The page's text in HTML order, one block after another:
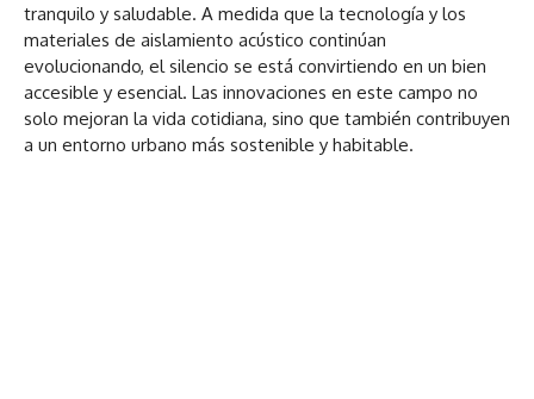
tranquilo y saludable. A medida que la tecnología y los
materiales de aislamiento acústico continúan
evolucionando, el silencio se está convirtiendo en un bien
accesible y esencial. Las innovaciones en este campo no
solo mejoran la vida cotidiana, sino que también contribuyen
a un entorno urbano más sostenible y habitable.